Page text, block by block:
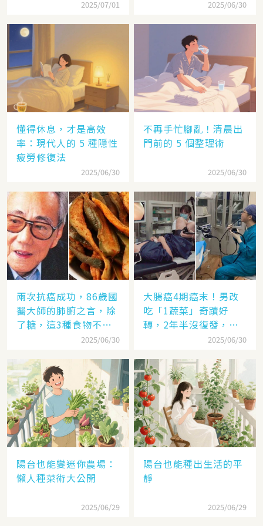
多吃，後悔就晚了2025/07/01 2025/06/30
懂得休息，才是高效
率：現代人的 5 種隱性
疲勞修復法
2025/06/30
不再手忙腳亂！清晨出
門前的 5 個整理術
2025/06/30
兩次抗癌成功，86歲國
醫大師的肺腑之言，除
了糖，這3種食物不要
2025/06/30
大腸癌4期癌末！男改
吃「1蔬菜」奇蹟好
轉，2年半沒復發，抗
癌飲食秘訣曝光2025/06/30
陽台也能變迷你農場：
懶人種菜術大公開
2025/06/29
陽台也能種出生活的平
靜
2025/06/29